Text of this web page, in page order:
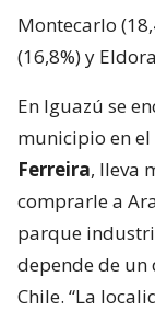
Montecarlo
(16,8%) y
En Iguazú se
municipio en
Ferreira, lleva
comprarle a
parque
depende de un
Chile. “La